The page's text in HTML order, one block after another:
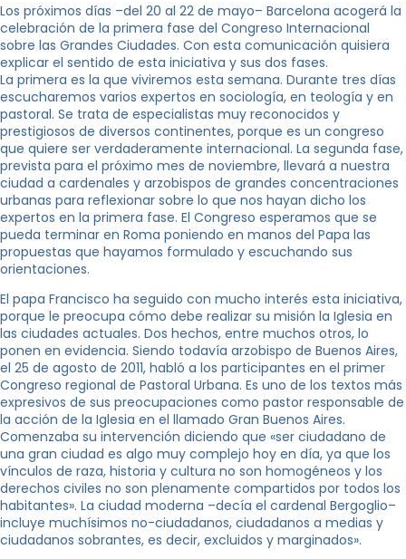
Los próximos días –del 20 al 22 de mayo– Barcelona acogerá la
celebración de la primera fase del Congreso Internacional
sobre las Grandes Ciudades. Con esta comunicación quisiera
explicar el sentido de esta iniciativa y sus dos fases.
La primera es la que viviremos esta semana. Durante tres días
escucharemos varios expertos en sociología, en teología y en
pastoral. Se trata de especialistas muy reconocidos y
prestigiosos de diversos continentes, porque es un congreso
que quiere ser verdaderamente internacional. La segunda fase,
prevista para el próximo mes de noviembre, llevará a nuestra
ciudad a cardenales y arzobispos de grandes concentraciones
urbanas para reflexionar sobre lo que nos hayan dicho los
expertos en la primera fase. El Congreso esperamos que se
pueda terminar en Roma poniendo en manos del Papa las
propuestas que hayamos formulado y escuchando sus
orientaciones.
El papa Francisco ha seguido con mucho interés esta iniciativa,
porque le preocupa cómo debe realizar su misión la Iglesia en
las ciudades actuales. Dos hechos, entre muchos otros, lo
ponen en evidencia. Siendo todavía arzobispo de Buenos Aires,
el 25 de agosto de 2011, habló a los participantes en el primer
Congreso regional de Pastoral Urbana. Es uno de los textos más
expresivos de sus preocupaciones como pastor responsable de
la acción de la Iglesia en el llamado Gran Buenos Aires.
Comenzaba su intervención diciendo que «ser ciudadano de
una gran ciudad es algo muy complejo hoy en día, ya que los
vínculos de raza, historia y cultura no son homogéneos y los
derechos civiles no son plenamente compartidos por todos los
habitantes». La ciudad moderna –decía el cardenal Bergoglio–
incluye muchísimos no-ciudadanos, ciudadanos a medias y
ciudadanos sobrantes, es decir, excluidos y marginados».